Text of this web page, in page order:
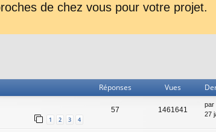
de chez vous pour votre projet.
Réponses Vues
1 2 3 4
57 1461641
par
27